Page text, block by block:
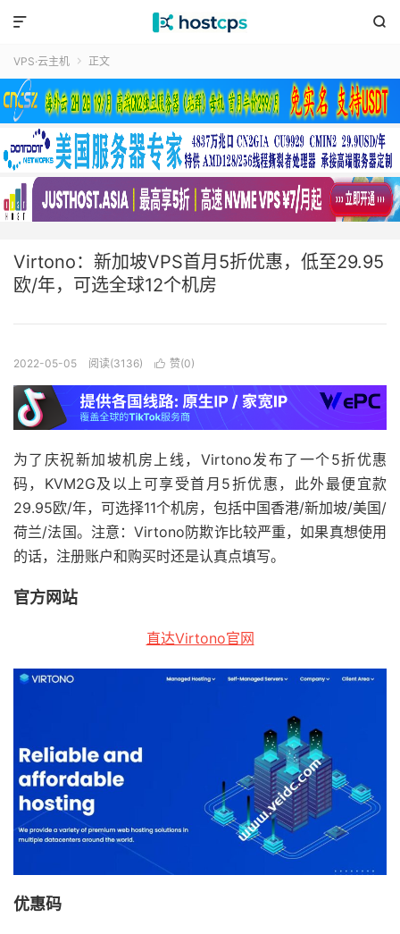


VPS·云主机  正文
Virtono：新加坡VPS首月5折优惠，低至29.95
欧/年，可选全球12个机房
2022-05-05 阅读(3136)  赞(0)
为了庆祝新加坡机房上线，Virtono发布了一个5折优惠
码，KVM2G及以上可享受首月5折优惠，此外最便宜款
29.95欧/年，可选择11个机房，包括中国香港/新加坡/美国/
荷兰/法国。注意：Virtono防欺诈比较严重，如果真想使用
的话，注册账户和购买时还是认真点填写。
官方网站
直达Virtono官网
优惠码